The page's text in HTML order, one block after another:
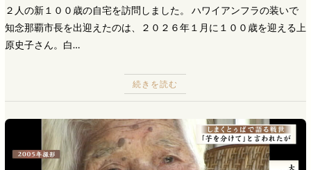
２人の新１００歳の自宅を訪問しました。 ハワイアンフラの装いで
知念那覇市長を出迎えたのは、２０２６年１月に１００歳を迎える上
原史子さん。白…
続きを読む